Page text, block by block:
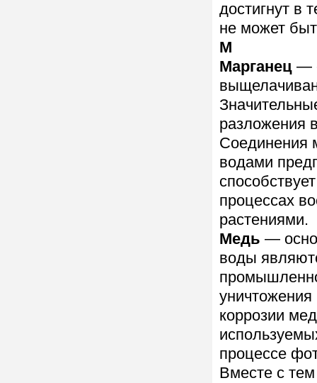
достигнут в
не может
М
Марганец —
разложения
Соединения
водами
процессах
растениями.
Медь —
воды
коррозии
процессе
Вместе с